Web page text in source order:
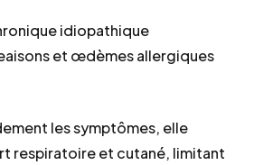
idiopathique
et œdèmes allergiques
les symptômes, elle
respiratoire et cutané, limitant